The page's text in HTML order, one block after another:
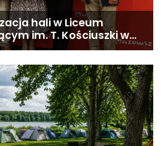
hali w Liceum
im. T. Kościuszki w